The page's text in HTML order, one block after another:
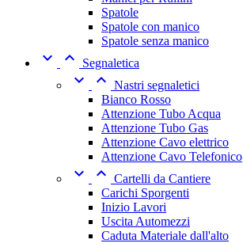
Spatole
Spatole con manico
Spatole senza manico
  Segnaletica
  Nastri segnaletici
Bianco Rosso
Attenzione Tubo Acqua
Attenzione Tubo Gas
Attenzione Cavo elettrico
Attenzione Cavo Telefonico
  Cartelli da Cantiere
Carichi Sporgenti
Inizio Lavori
Uscita Automezzi
Caduta Materiale dall'alto